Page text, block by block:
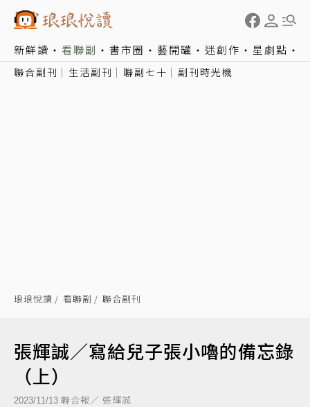
新鮮讀 看聯副 書市圈 藝開罐 迷創作 星劇點
聯合副刊 生活副刊 聯副七十 副刊時光機
琅琅悅讀 看聯副 聯合副刊
張輝誠／寫給兒子張小嚕的備忘錄
（上）
2023/11/13 聯合報／ 張輝誠